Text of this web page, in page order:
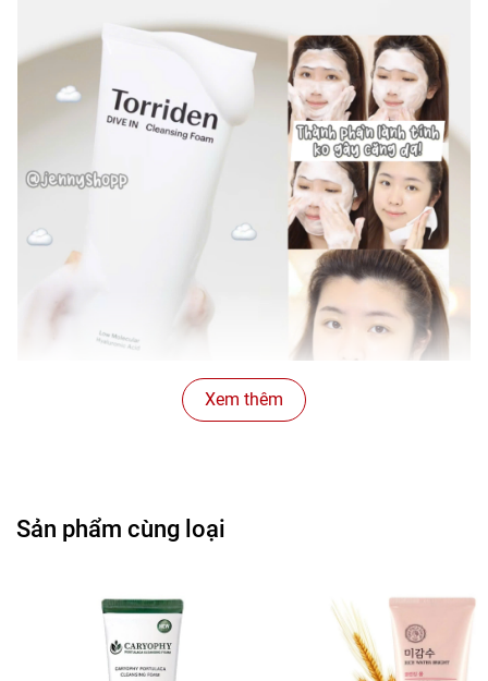
▪️ Vitamin B5 giúp phục hồi và bảo vệ lớp màng ngoài da,
điều tiết tuyến dầu và đưa da trở về trạng thái cân bằng.
▪️ Kết cấu foaming đặc, dùng ít hao, tiết kiệm.
Xem thêm
Sản phẩm cùng loại